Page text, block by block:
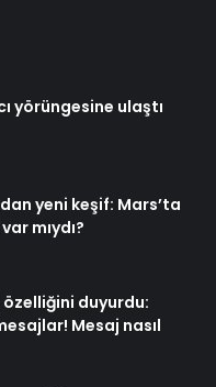
yörüngesine ulaştı
yeni keşif: Mars’ta
mıydı?
duyurdu:
Mesaj nasıl